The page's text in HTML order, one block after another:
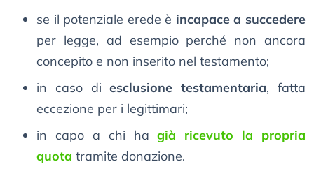
se il potenziale erede è incapace a succedere
per legge, ad esempio perché non ancora
concepito e non inserito nel testamento;
in caso diesclusione testamentaria, fatta
eccezione per i legittimari;
in capo a chi hagià ricevuto la propria
quota tramite donazione.